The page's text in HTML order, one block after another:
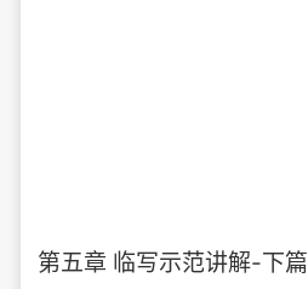
第五章 临写示范讲解-下篇